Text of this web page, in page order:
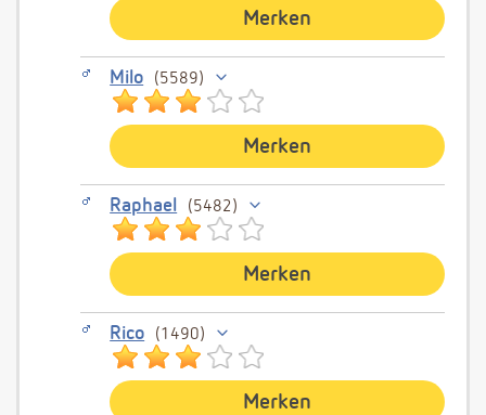
Merken
Milo 5589
Merken
Raphael 5482
Merken
Rico 1490
Merken